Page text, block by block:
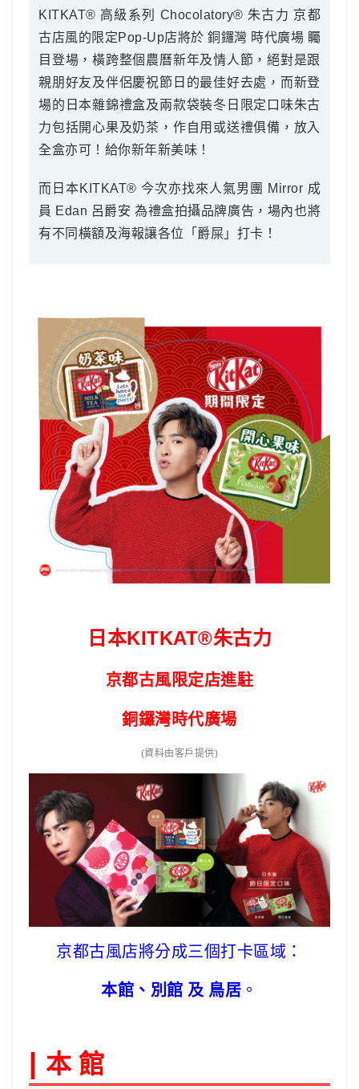
KITKAT® 高級系列 Chocolatory® 朱古力 京都
古店風的限定Pop-Up店將於 銅鑼灣 時代廣場 矚
目登場，橫跨整個農曆新年及情人節，絕對是跟
親朋好友及伴侶慶祝節日的最佳好去處，而新登
場的日本雜錦禮盒及兩款袋裝冬日限定口味朱古
力包括開心果及奶茶，作自用或送禮俱備，放入
全盒亦可！給你新年新美味！
而日本KITKAT® 今次亦找來人氣男團 Mirror 成
員 Edan 呂爵安 為禮盒拍攝品牌廣告，場內也將
有不同橫額及海報讓各位「爵屎」打卡！
日本KITKAT®朱古力
京都古風限定店進駐
銅鑼灣時代廣場
(資料由客戶提供)
京都古風店將分成三個打卡區域：
本館、別館 及 鳥居 。
| 本 館